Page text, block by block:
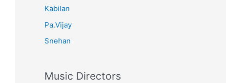
Kabilan
Pa.Vijay
Snehan
Music Directors